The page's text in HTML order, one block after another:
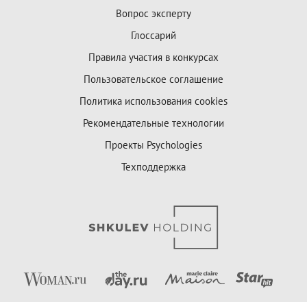
Вопрос эксперту
Глоссарий
Правила участия в конкурсах
Пользовательское соглашение
Политика использования cookies
Рекомендательные технологии
Проекты Psychologies
Техподдержка